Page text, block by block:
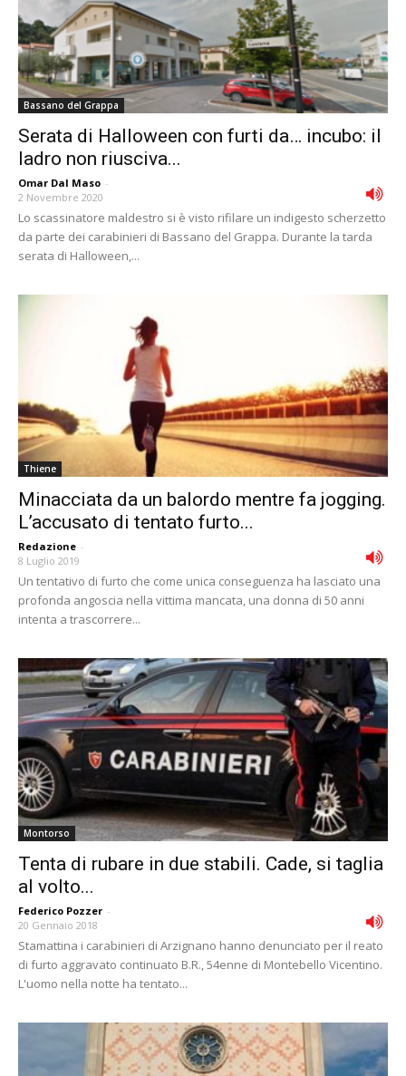
Bassano del Grappa
Serata di Halloween con furti da… incubo: il
ladro non riusciva...
Omar Dal Maso -
2 Novembre 2020
Lo scassinatore maldestro si è visto rifilare un indigesto scherzetto
da parte dei carabinieri di Bassano del Grappa. Durante la tarda
serata di Halloween,...
Thiene
Minacciata da un balordo mentre fa jogging.
L’accusato di tentato furto...
Redazione -
8 Luglio 2019
Un tentativo di furto che come unica conseguenza ha lasciato una
profonda angoscia nella vittima mancata, una donna di 50 anni
intenta a trascorrere...
Montorso
Tenta di rubare in due stabili. Cade, si taglia
al volto...
Federico Pozzer -
20 Gennaio 2018
Stamattina i carabinieri di Arzignano hanno denunciato per il reato
di furto aggravato continuato B.R., 54enne di Montebello Vicentino.
L'uomo nella notte ha tentato...